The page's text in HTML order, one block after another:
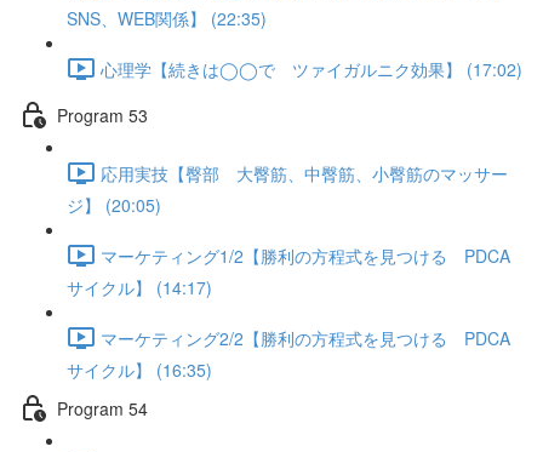
SNS、WEB関係】 (22:35)
心理学【続きは◯◯で ツァイガルニク効果】 (17:02)
Program 53
応用実技【臀部 大臀筋、中臀筋、小臀筋のマッサー
ジ】 (20:05)
マーケティング1/2【勝利の方程式を見つける PDCA
サイクル】 (14:17)
マーケティング2/2【勝利の方程式を見つける PDCA
サイクル】 (16:35)
Program 54